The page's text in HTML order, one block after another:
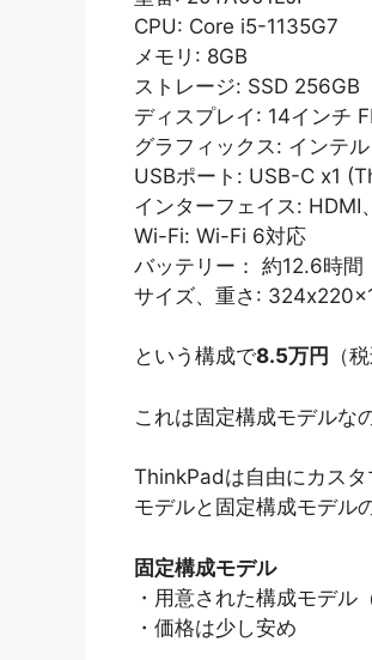
CPU: Core i5-1135G7
メモリ: 8GB
ストレージ: SSD 256GB
ディスプレイ: 14インチ
グラフィックス: インテ
USBポート: USB-C x1
インターフェイス:
Wi-Fi: Wi-Fi 6対応
バッテリー： 約12.6時間
サイズ、重さ:
という構成で8.5万円 （
これは固定構成モデルな
ThinkPadは自由にカスタ
モデルと固定構成モデル
固定構成モデル
・用意された構成モデル
・価格は少し安め